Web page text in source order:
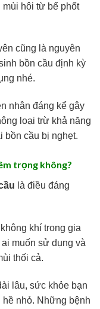
mùi hôi từ bể phốt
cũng là nguyên
bồn cầu định kỳ
nhé.
nhân đáng kể gây
loại trừ khả năng
bồn cầu bị nghẹt.
trọng không?
là điều đáng
khí trong gia
muốn sử dụng và
thối cả.
lâu, sức khỏe bạn
nhỏ. Những bệnh